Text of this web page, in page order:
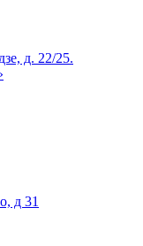
д. 22/25.
д 31